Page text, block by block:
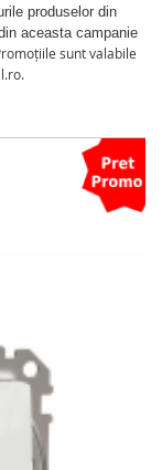
produselor din
aceasta campanie
sunt valabile